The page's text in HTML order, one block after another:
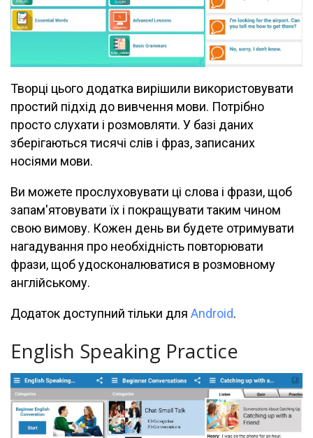
Творці цього додатка вирішили використовувати
простий підхід до вивчення мови. Потрібно
просто слухати і розмовляти. У базі даних
зберігаються тисячі слів і фраз, записаних
носіями мови.
Ви можете прослуховувати ці слова і фрази, щоб
запам'ятовувати їх і покращувати таким чином
свою вимову. Кожен день ви будете отримувати
нагадування про необхідність повторювати
фрази, щоб удосконалюватися в розмовному
англійському.
Додаток доступний тільки для Android.
English Speaking Practice